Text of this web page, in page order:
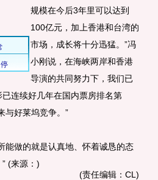
规模在今后3年里可以达到
100亿元，加上香港和台湾的
市场，成长将十分迅猛。”冯
小刚说，在海峡两岸和香港
导演的共同努力下，我们已
连续好几年在国内票房排名第
与好莱坞竞争。”
做的就是认真地、怀着诚恳的态
(来源：)
(责任编辑：CL)